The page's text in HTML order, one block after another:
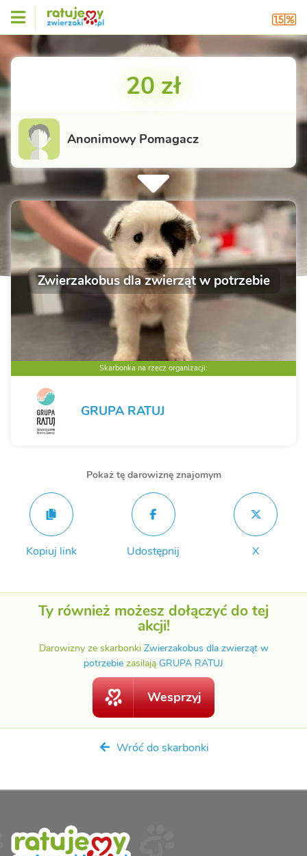
20 zł
Anonimowy Pomagacz
Zwierzakobus dla zwierząt w potrzebie
Skarbonka na rzecz organizacji:
GRUPA RATUJ
Pokaż tę darowiznę znajomym
Kopiuj link Udostępnij X
Ty również możesz dołączyć do tej
akcji!
Darowizny ze skarbonki Zwierzakobus dla zwierząt w
potrzebie zasilają GRUPA RATUJ
Wesprzyj
Wróć do skarbonki